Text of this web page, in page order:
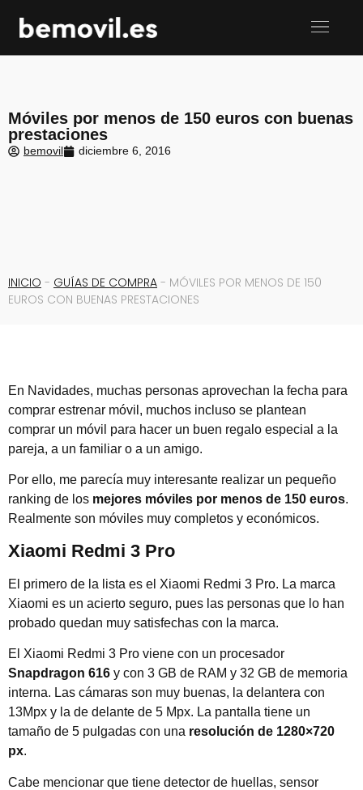
INICIO - GUÍAS DE COMPRA - MÓVILES POR MENOS DE 150
EUROS CON BUENAS PRESTACIONES
Móviles por menos de 150 euros con buenas
prestaciones
bemovil diciembre 6, 2016
En Navidades, muchas personas aprovechan la fecha para
comprar estrenar móvil, muchos incluso se plantean
comprar un móvil para hacer un buen regalo especial a la
pareja, a un familiar o a un amigo.
Por ello, me parecía muy interesante realizar un pequeño
ranking de los mejores móviles por menos de 150 euros.
Realmente son móviles muy completos y económicos.
Xiaomi Redmi 3 Pro
El primero de la lista es el Xiaomi Redmi 3 Pro. La marca
Xiaomi es un acierto seguro, pues las personas que lo han
probado quedan muy satisfechas con la marca.
El Xiaomi Redmi 3 Pro viene con un procesador
Snapdragon 616 y con 3 GB de RAM y 32 GB de memoria
interna. Las cámaras son muy buenas, la delantera con
13Mpx y la de delante de 5 Mpx. La pantalla tiene un
tamaño de 5 pulgadas con una resolución de 1280×720
px.
Cabe mencionar que tiene detector de huellas, sensor